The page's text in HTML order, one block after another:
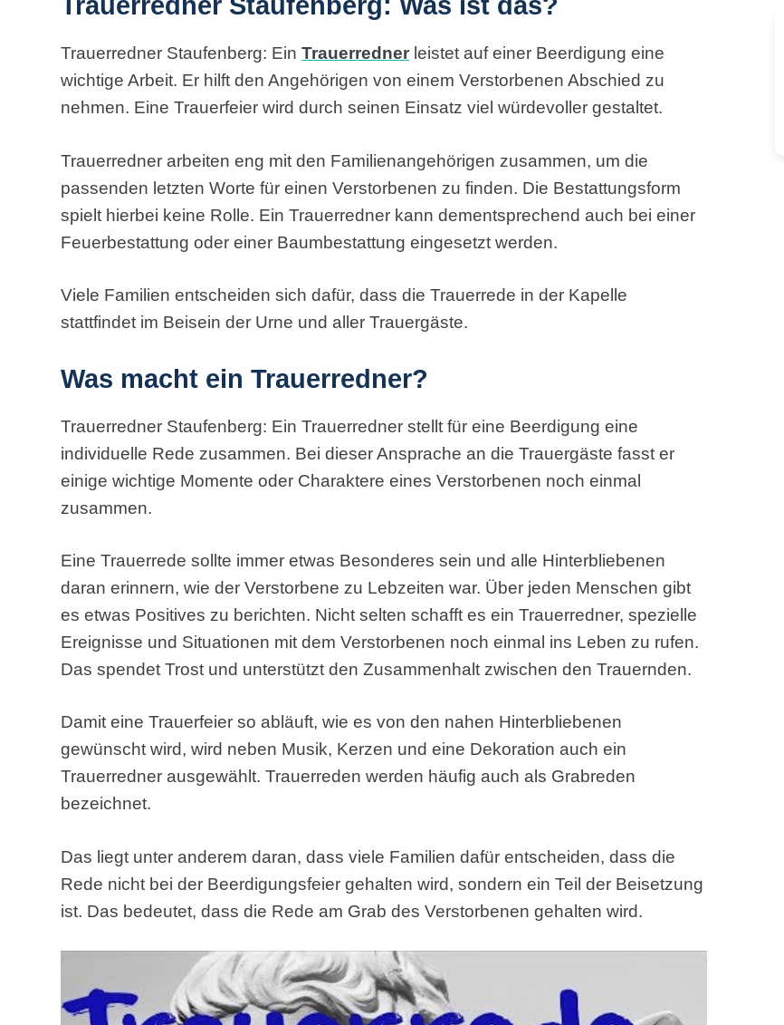
Trauerredner Staufenberg: Was ist das?
Trauerredner Staufenberg: EinTrauerredner leistet auf einer Beerdigung eine
wichtige Arbeit. Er hilft den Angehörigen von einem Verstorbenen Abschied zu
nehmen. Eine Trauerfeier wird durch seinen Einsatz viel würdevoller gestaltet.
Trauerredner arbeiten eng mit den Familienangehörigen zusammen, um die
passenden letzten Worte für einen Verstorbenen zu finden. Die Bestattungsform
spielt hierbei keine Rolle. Ein Trauerredner kann dementsprechend auch bei einer
Feuerbestattung oder einer Baumbestattung eingesetzt werden.
Viele Familien entscheiden sich dafür, dass die Trauerrede in der Kapelle
stattfindet im Beisein der Urne und aller Trauergäste.
Was macht ein Trauerredner?
Trauerredner Staufenberg: Ein Trauerredner stellt für eine Beerdigung eine
individuelle Rede zusammen. Bei dieser Ansprache an die Trauergäste fasst er
einige wichtige Momente oder Charaktere eines Verstorbenen noch einmal
zusammen.
Eine Trauerrede sollte immer etwas Besonderes sein und alle Hinterbliebenen
daran erinnern, wie der Verstorbene zu Lebzeiten war. Über jeden Menschen gibt
es etwas Positives zu berichten. Nicht selten schafft es ein Trauerredner, spezielle
Ereignisse und Situationen mit dem Verstorbenen noch einmal ins Leben zu rufen.
Das spendet Trost und unterstützt den Zusammenhalt zwischen den Trauernden.
Damit eine Trauerfeier so abläuft, wie es von den nahen Hinterbliebenen
gewünscht wird, wird neben Musik, Kerzen und eine Dekoration auch ein
Trauerredner ausgewählt. Trauerreden werden häufig auch als Grabreden
bezeichnet.
Das liegt unter anderem daran, dass viele Familien dafür entscheiden, dass die
Rede nicht bei der Beerdigungsfeier gehalten wird, sondern ein Teil der Beisetzung
ist. Das bedeutet, dass die Rede am Grab des Verstorbenen gehalten wird.